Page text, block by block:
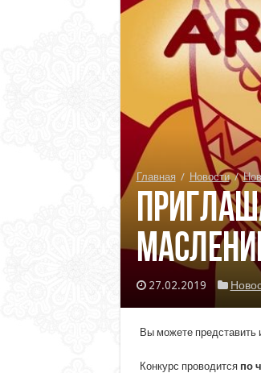
Главная / Новости /
27.02.2019
Вы можете
Конкурс проводится по